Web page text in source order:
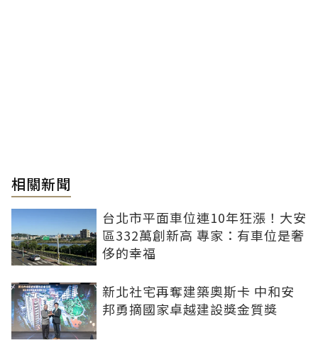
相關新聞
台北市平面車位連10年狂漲！大安
區332萬創新高 專家：有車位是奢
侈的幸福
新北社宅再奪建築奧斯卡 中和安
邦勇摘國家卓越建設獎金質獎